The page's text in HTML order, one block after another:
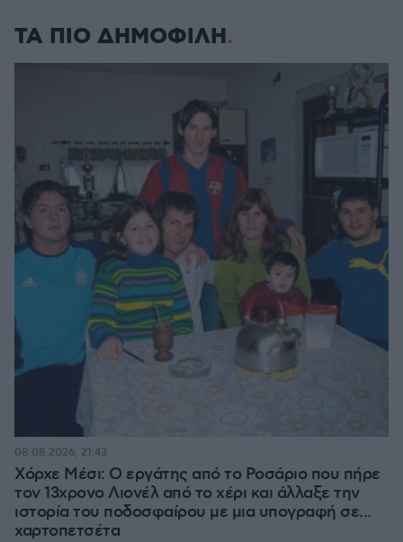
ΤΑ ΠΙΟ ΔΗΜΟΦΙΛΗ
Χόρχε Μέσι: Ο εργάτης από το Ροσάριο που πήρε
τον 13χρονο Λιονέλ από το χέρι και άλλαξε την
ιστορία του ποδοσφαίρου με μια υπογραφή σε...
χαρτοπετσέτα
08.08.2026, 21:43